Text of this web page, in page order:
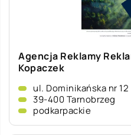
Agencja Reklamy
Kopaczek
ul. Dominikańska nr 12
39-400 Tarnobrzeg
podkarpackie